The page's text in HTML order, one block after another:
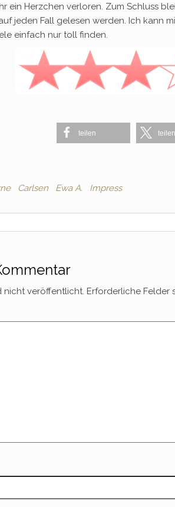
ein Herzchen verloren. Zum Schluss
jeden Fall gelesen werden. Ich kann
einfach nur toll finden.
teilen teilen
Carlsen Ewa A. Impress
nicht veröffentlicht. Erforderliche Felder